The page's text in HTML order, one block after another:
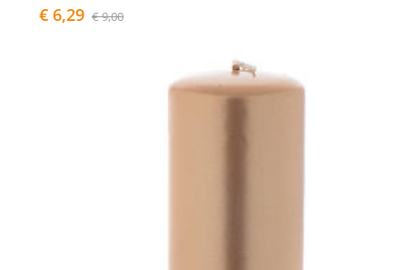
€ 6,29 € 9,00